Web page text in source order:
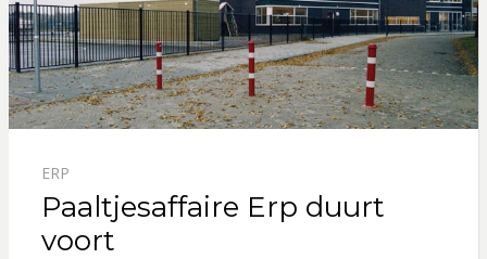
ERP
Paaltjesaffaire Erp duurt
voort